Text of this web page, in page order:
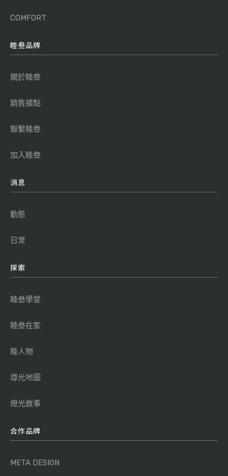
COMFORT
睦叁品牌
關於睦叁
銷售據點
聯繫睦叁
加入睦叁
消息
動態
日常
探索
睦叁學堂
睦叁在家
睦人物
尋光地圖
燈光敘事
合作品牌
META DESIGN